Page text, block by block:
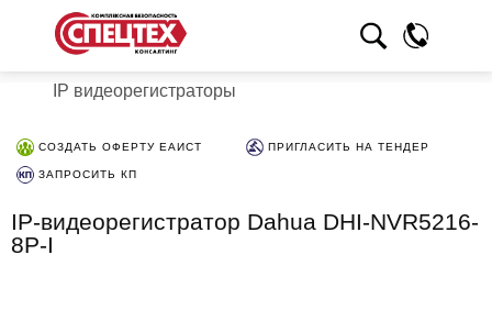
IP видеорегистраторы
СОЗДАТЬ ОФЕРТУ ЕАИСТ ПРИГЛАСИТЬ НА ТЕНДЕР
ЗАПРОСИТЬ КП
IP-видеорегистратор Dahua DHI-NVR5216-
8P-I